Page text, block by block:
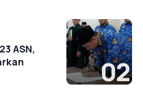
ASN,
02